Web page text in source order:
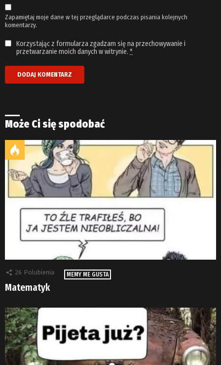
Zapamiętaj moje dane w tej przeglądarce podczas pisania kolejnych
komentarzy.
Korzystając z formularza zgadzam się na przechowywanie i
przetwarzanie moich danych w witrynie. *
Może Ci się spodobać
26 Polubienia MEMY ME GUSTA
Matematyk